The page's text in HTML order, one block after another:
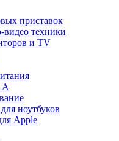
приставок
видео техники
и TV
ноутбуков
Apple